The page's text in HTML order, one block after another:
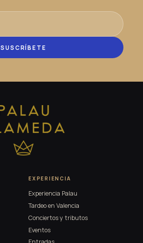
SUSCRÍBETE
EXPERIENCIA
Experiencia Palau
Tardeo en Valencia
Conciertos y tributos
Eventos